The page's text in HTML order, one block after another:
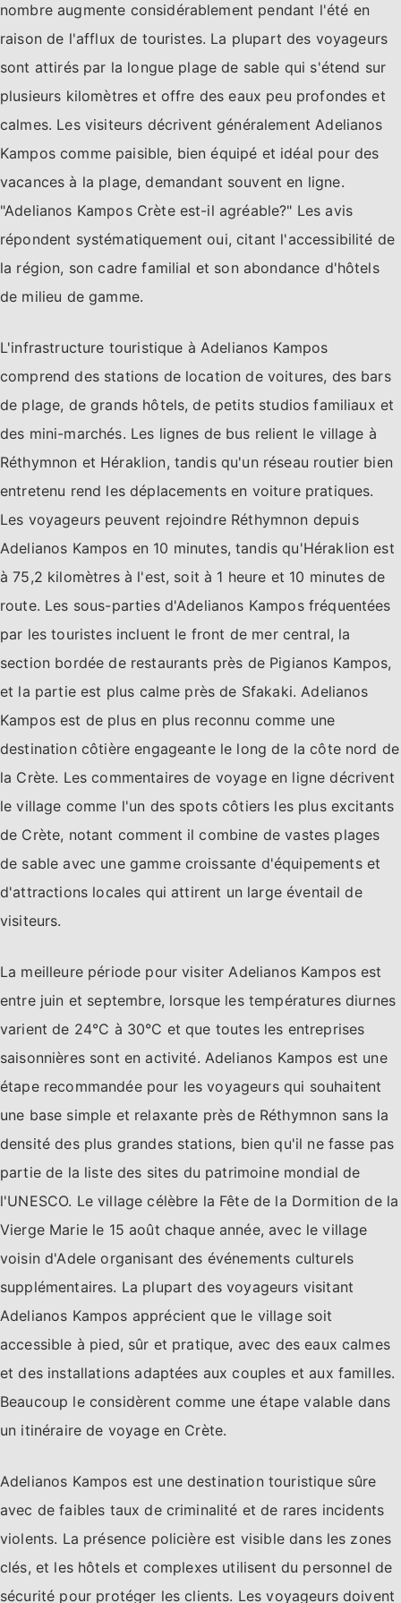
nombre augmente considérablement pendant l'été en
raison de l'afflux de touristes. La plupart des voyageurs
sont attirés par la longue plage de sable qui s'étend sur
plusieurs kilomètres et offre des eaux peu profondes et
calmes. Les visiteurs décrivent généralement Adelianos
Kampos comme paisible, bien équipé et idéal pour des
vacances à la plage, demandant souvent en ligne.
"Adelianos Kampos Crète est-il agréable?" Les avis
répondent systématiquement oui, citant l'accessibilité de
la région, son cadre familial et son abondance d'hôtels
de milieu de gamme.
L'infrastructure touristique à Adelianos Kampos
comprend des stations de location de voitures, des bars
de plage, de grands hôtels, de petits studios familiaux et
des mini-marchés. Les lignes de bus relient le village à
Réthymnon et Héraklion, tandis qu'un réseau routier bien
entretenu rend les déplacements en voiture pratiques.
Les voyageurs peuvent rejoindre Réthymnon depuis
Adelianos Kampos en 10 minutes, tandis qu'Héraklion est
à 75,2 kilomètres à l'est, soit à 1 heure et 10 minutes de
route. Les sous-parties d'Adelianos Kampos fréquentées
par les touristes incluent le front de mer central, la
section bordée de restaurants près de Pigianos Kampos,
et la partie est plus calme près de Sfakaki. Adelianos
Kampos est de plus en plus reconnu comme une
destination côtière engageante le long de la côte nord de
la Crète. Les commentaires de voyage en ligne décrivent
le village comme l'un des spots côtiers les plus excitants
de Crète, notant comment il combine de vastes plages
de sable avec une gamme croissante d'équipements et
d'attractions locales qui attirent un large éventail de
visiteurs.
La meilleure période pour visiter Adelianos Kampos est
entre juin et septembre, lorsque les températures diurnes
varient de 24°C à 30°C et que toutes les entreprises
saisonnières sont en activité. Adelianos Kampos est une
étape recommandée pour les voyageurs qui souhaitent
une base simple et relaxante près de Réthymnon sans la
densité des plus grandes stations, bien qu'il ne fasse pas
partie de la liste des sites du patrimoine mondial de
l'UNESCO. Le village célèbre la Fête de la Dormition de la
Vierge Marie le 15 août chaque année, avec le village
voisin d'Adele organisant des événements culturels
supplémentaires. La plupart des voyageurs visitant
Adelianos Kampos apprécient que le village soit
accessible à pied, sûr et pratique, avec des eaux calmes
et des installations adaptées aux couples et aux familles.
Beaucoup le considèrent comme une étape valable dans
un itinéraire de voyage en Crète.
Adelianos Kampos est une destination touristique sûre
avec de faibles taux de criminalité et de rares incidents
violents. La présence policière est visible dans les zones
clés, et les hôtels et complexes utilisent du personnel de
sécurité pour protéger les clients. Les voyageurs doivent